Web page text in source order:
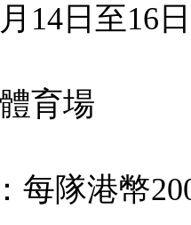
14日至16日
育場
每隊港幣